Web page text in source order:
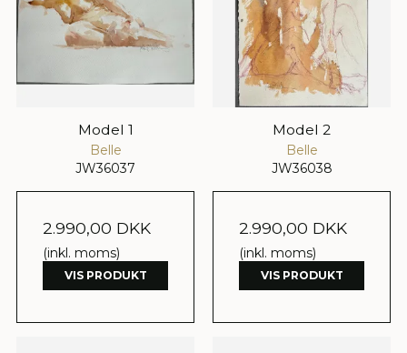
Model 1
Belle
JW36037
2.990,00 DKK
(inkl. moms)
VIS PRODUKT
Model 2
Belle
JW36038
2.990,00 DKK
(inkl. moms)
VIS PRODUKT